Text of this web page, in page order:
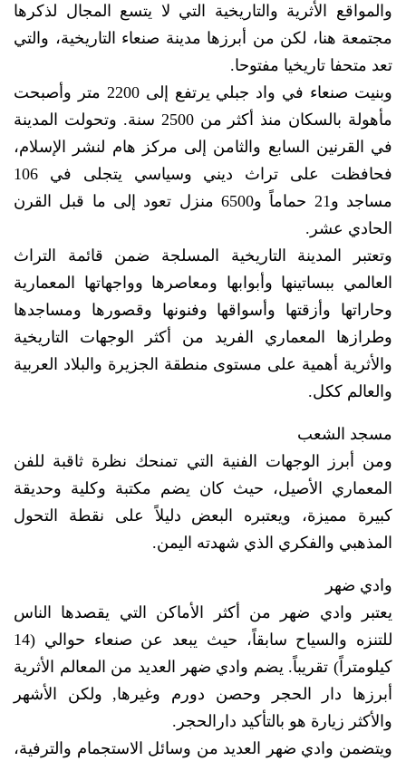
والمواقع الأثرية والتاريخية التي لا يتسع المجال لذكرها
مجتمعة هنا، لكن من أبرزها مدينة صنعاء التاريخية، والتي
تعد متحفا تاريخيا مفتوحا.
وبنيت صنعاء في واد جبلي يرتفع إلى 2200 متر وأصبحت
مأهولة بالسكان منذ أكثر من 2500 سنة. وتحولت المدينة
في القرنين السابع والثامن إلى مركز هام لنشر الإسلام،
فحافظت على تراث ديني وسياسي يتجلى في 106
مساجد و21 حماماً و6500 منزل تعود إلى ما قبل القرن
الحادي عشر.
وتعتبر المدينة التاريخية المسلجة ضمن قائمة التراث
العالمي ببساتينها وأبوابها ومعاصرها وواجهاتها المعمارية
وحاراتها وأزقتها وأسواقها وفنونها وقصورها ومساجدها
وطرازها المعماري الفريد من أكثر الوجهات التاريخية
والأثرية أهمية على مستوى منطقة الجزيرة والبلاد العربية
والعالم ككل.
مسجد الشعب
ومن أبرز الوجهات الفنية التي تمنحك نظرة ثاقبة للفن
المعماري الأصيل، حيث كان يضم مكتبة وكلية وحديقة
كبيرة مميزة، ويعتبره البعض دليلاً على نقطة التحول
المذهبي والفكري الذي شهدته اليمن.
وادي ضهر
يعتبر وادي ضهر من أكثر الأماكن التي يقصدها الناس
للتنزه والسياح سابقاً، حيث يبعد عن صنعاء حوالي (14
كيلومتراً) تقريباً. يضم وادي ضهر العديد من المعالم الأثرية
أبرزها دار الحجر وحصن دورم وغيرها, ولكن الأشهر
والأكثر زيارة هو بالتأكيد دارالحجر.
ويتضمن وادي ضهر العديد من وسائل الاستجمام والترفية،